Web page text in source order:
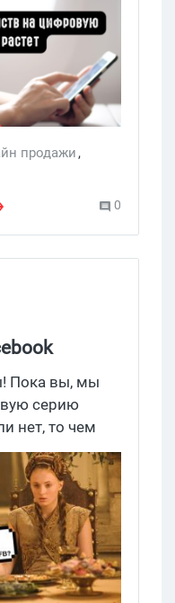
продажи,
0
Пока вы, мы
серию
нет, то чем
тему),
И одна
и
миру. Итак,
и страницы в